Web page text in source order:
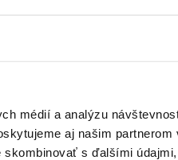
médií a analýzu
aj našim partnerom
s ďalšími